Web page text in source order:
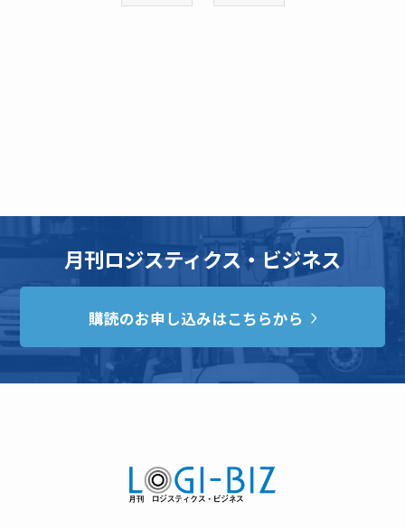
月刊ロジスティクス・ビジネス
購読のお申し込みはこちらから